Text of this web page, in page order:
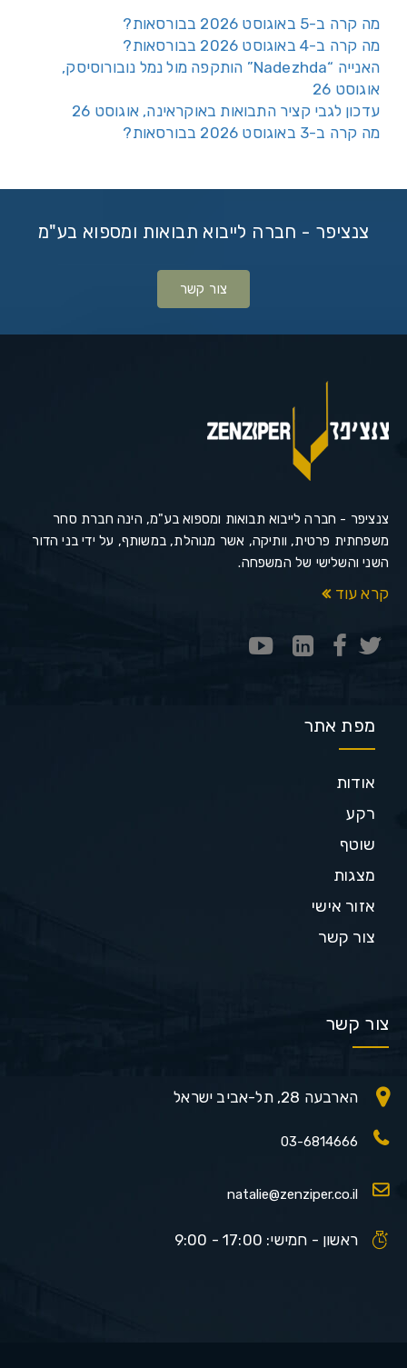
מה קרה ב-5 באוגוסט 2026 בבורסאות?
מה קרה ב-4 באוגוסט 2026 בבורסאות?
האנייה “Nadezhda” הותקפה מול נמל נובורוסיסק,
אוגוסט 26
עדכון לגבי קציר התבואות באוקראינה, אוגוסט 26
מה קרה ב-3 באוגוסט 2026 בבורסאות?
צנציפר - חברה לייבוא תבואות ומספוא בע"מ
צור קשר
צנציפר - חברה לייבוא תבואות ומספוא בע"מ, הינה חברת סחר
משפחתית פרטית, וותיקה, אשר מנוהלת, במשותף, על ידי בני הדור
השני והשלישי של המשפחה.
קרא עוד
מפת אתר
אודות
רקע
שוטף
מצגות
אזור אישי
צור קשר
צור קשר
הארבעה 28, תל-אביב ישראל
03-6814666
natalie@zenziper.co.il
ראשון - חמישי: 17:00 - 9:00